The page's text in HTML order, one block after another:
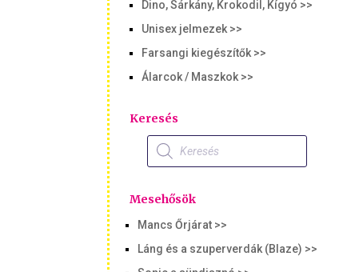
Dino, Sárkány, Krokodil, Kígyó >>
Unisex jelmezek >>
Farsangi kiegészítők >>
Álarcok / Maszkok >>
Keresés
Products
search
Mesehősök
Mancs Őrjárat >>
Láng és a szuperverdák (Blaze) >>